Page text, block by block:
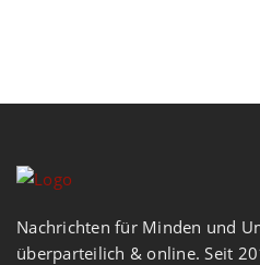
Nachrichten für Minden und
überparteilich & online. Seit